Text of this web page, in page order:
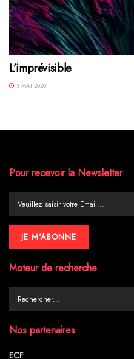
L’imprévisible
3 MAI 2020
Pour recevoir la Newsletter
Moteur de recherche
Nos partenaires
ECF